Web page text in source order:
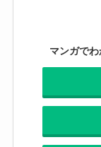
マンガで